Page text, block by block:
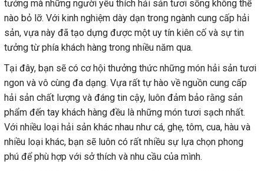
tưởng mà những người yêu thích hải sản tươi sống không thể
nào bỏ lỡ. Với kinh nghiệm dày dạn trong ngành cung cấp hải
sản, vựa này đã tạo dựng được một uy tín kiên cố và sự tin
tưởng từ phía khách hàng trong nhiều năm qua.
Tại đây, bạn sẽ có cơ hội thưởng thức những món hải sản tươi
ngon và vô cùng đa dạng. Vựa rất tự hào về nguồn cung cấp
hải sản chất lượng và đáng tin cậy, luôn đảm bảo rằng sản
phẩm đến tay khách hàng đều là những món tươi sạch nhất.
Với nhiều loại hải sản khác nhau như cá, ghẹ, tôm, cua, hàu và
nhiều loại khác, bạn sẽ luôn có rất nhiều sự lựa chọn phong
phú để phù hợp với sở thích và nhu cầu của mình.